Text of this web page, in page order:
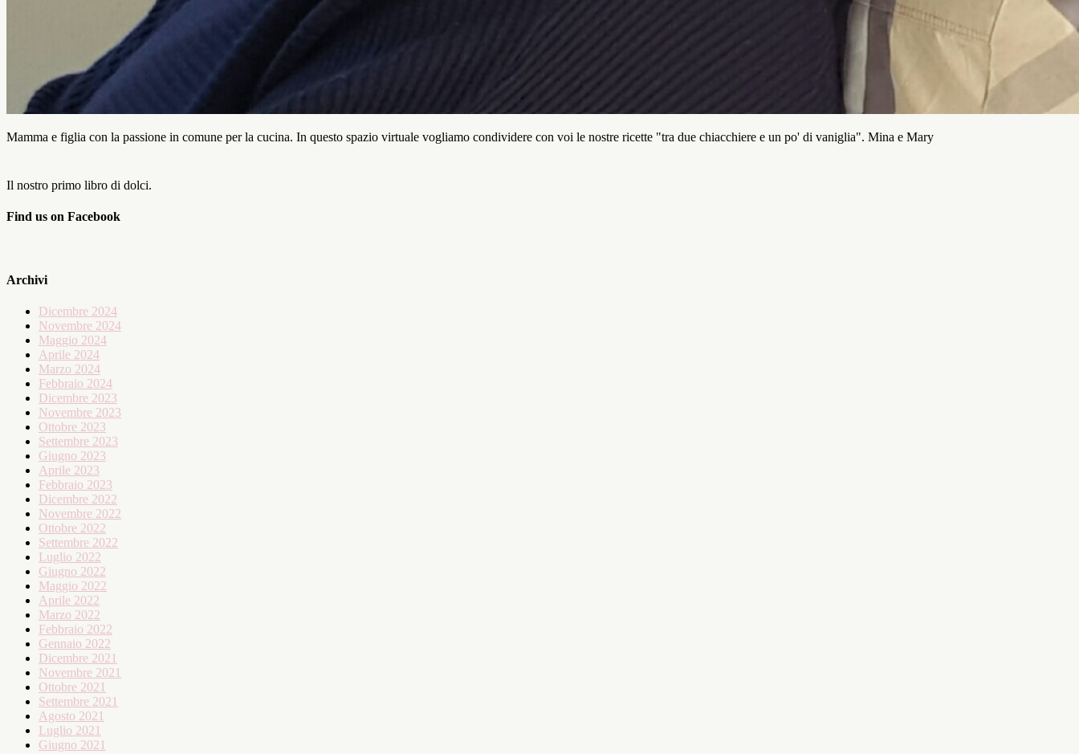
Mamma e figlia con la passione in comune per la cucina. In questo spazio virtuale vogliamo condividere con voi le nostre ricette "tra due chiacchiere e un po' di vaniglia". Mina e Mary
Il nostro primo libro di dolci.
Find us on Facebook
Archivi
Dicembre 2024
Novembre 2024
Maggio 2024
Aprile 2024
Marzo 2024
Febbraio 2024
Dicembre 2023
Novembre 2023
Ottobre 2023
Settembre 2023
Giugno 2023
Aprile 2023
Febbraio 2023
Dicembre 2022
Novembre 2022
Ottobre 2022
Settembre 2022
Luglio 2022
Giugno 2022
Maggio 2022
Aprile 2022
Marzo 2022
Febbraio 2022
Gennaio 2022
Dicembre 2021
Novembre 2021
Ottobre 2021
Settembre 2021
Agosto 2021
Luglio 2021
Giugno 2021